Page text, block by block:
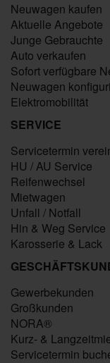
Neuwagen kaufen
Aktuelle Angebote
Junge Gebrauchte
Auto verkaufen
Sofort verfügbare
Neuwagen
Elektromobilität
SERVICE
Servicetermin
HU / AU Service
Reifenwechsel
Mietwagen
Unfall / Notfall
Hin & Weg Service
Karosserie & Lack
Gewerbekunden
Großkunden
NORA®
Kurz- &
Servicetermin